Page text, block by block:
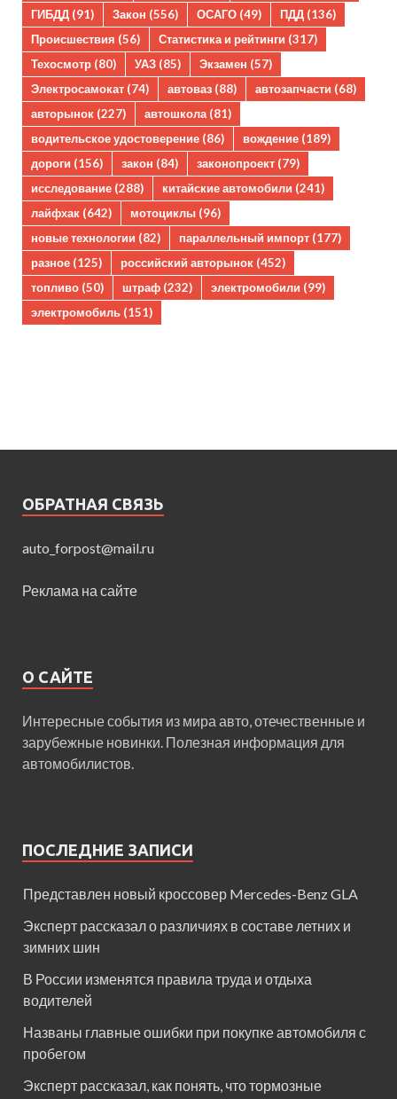
ГИБДД (91) Закон (556) ОСАГО (49) ПДД (136)
Происшествия (56) Статистика и рейтинги (317)
Техосмотр (80) УАЗ (85) Экзамен (57)
Электросамокат (74) автоваз (88) автозапчасти (68)
авторынок (227) автошкола(81)
водительское удостоверение (86) вождение (189)
дороги (156) закон (84) законопроект (79)
исследование (288) китайские автомобили (241)
лайфхак (642) мотоциклы (96)
новые технологии (82) параллельный импорт (177)
разное (125) российский авторынок (452)
топливо (50) штраф (232) электромобили (99)
электромобиль (151)
ОБРАТНАЯ СВЯЗЬ
auto_forpost@mail.ru
Реклама на сайте
О САЙТЕ
Интересные события из мира авто, отечественные и
зарубежные новинки. Полезная информация для
автомобилистов.
ПОСЛЕДНИЕ ЗАПИСИ
Представлен новый кроссовер Mercedes-Benz GLA
Эксперт рассказал о различиях в составе летних и
зимних шин
В России изменятся правила труда и отдыха
водителей
Названы главные ошибки при покупке автомобиля с
пробегом
Эксперт рассказал, как понять, что тормозные